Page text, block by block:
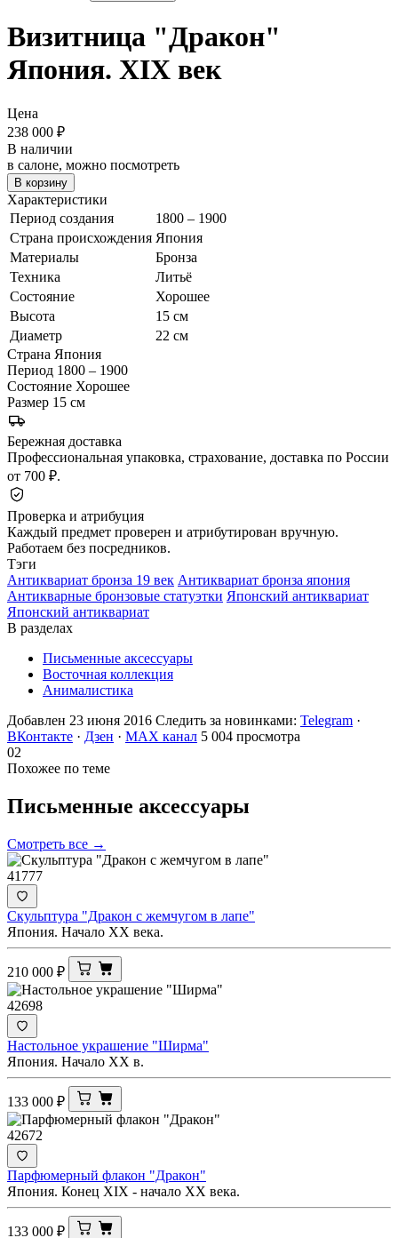
Визитница "Дракон"
Япония. XIX век
Цена
238 000 ₽
В наличии
в салоне, можно посмотреть
В корзину
Характеристики
Период создания
1800 – 1900
Страна происхождения Япония
Материалы
Бронза
Техника
Литьё
Состояние
Хорошее
Высота
15 см
Диаметр
22 см
Страна Япония
Период 1800 – 1900
Состояние Хорошее
Размер 15 см
Бережная доставка
Профессиональная упаковка, страхование, доставка по России
от 700 ₽.
Проверка и атрибуция
Каждый предмет проверен и атрибутирован вручную.
Работаем без посредников.
Тэги
Антиквариат бронза 19 век Антиквариат бронза япония
Антикварные бронзовые статуэтки Японский антиквариат
Японский антиквариат
В разделах
Письменные аксессуары
Восточная коллекция
Анималистика
Добавлен 23 июня 2016 Следить за новинками: Telegram ·
ВКонтакте · Дзен · MAX канал 5 004 просмотра
02
Похожее по теме
Письменные аксессуары
Смотреть все →
41777
Скульптура "Дракон с жемчугом в лапе"
Япония. Начало ХХ века.
210 000 ₽
42698
Настольное украшение "Ширма"
Япония. Начало ХХ в.
133 000 ₽
42672
Парфюмерный флакон "Дракон"
Япония. Конец XIX - начало ХХ века.
133 000 ₽